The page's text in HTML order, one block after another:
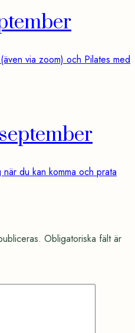
via zoom) och Pilates med
du kan komma och prata
Obligatoriska fält är